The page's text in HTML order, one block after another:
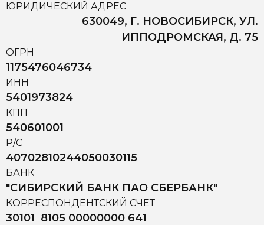
ЮРИДИЧЕСКИЙ АДРЕС
630049, Г. НОВОСИБИРСК, УЛ.
ИППОДРОМСКАЯ, Д. 75
ОГРН
1175476046734
ИНН
5401973824
КПП
540601001
Р/С
40702810244050030115
БАНК
"СИБИРСКИЙ БАНК ПАО СБЕРБАНК"
КОРРЕСПОНДЕНТСКИЙ СЧЕТ
30101 8105 00000000 641